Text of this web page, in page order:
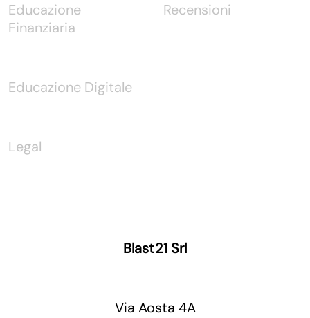
Educazione
Finanziaria
Educazione Digitale
Legal
Recensioni
Blast21 Srl
Via Aosta 4A